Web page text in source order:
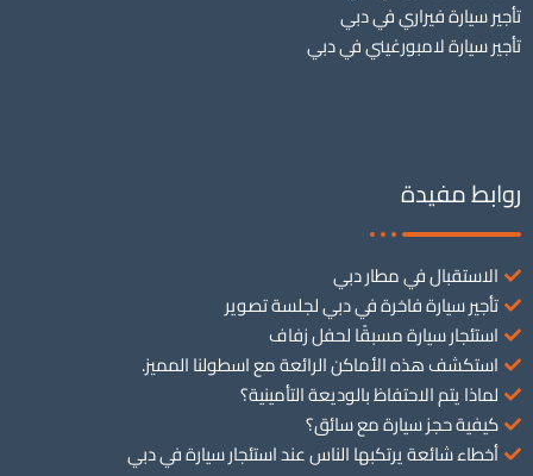
تأجير سيارة فيراري في دبي
تأجير سيارة لامبورغيني في دبي
روابط مفيدة
الاستقبال في مطار دبي
تأجير سيارة فاخرة في دبي لجلسة تصوير
استئجار سيارة مسبقًا لحفل زفاف
استكشف هذه الأماكن الرائعة مع اسطولنا المميز.
لماذا يتم الاحتفاظ بالوديعة التأمينية؟
كيفية حجز سيارة مع سائق؟
أخطاء شائعة يرتكبها الناس عند استئجار سيارة في دبي